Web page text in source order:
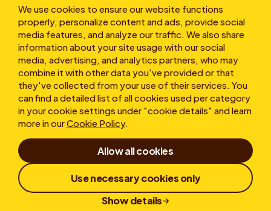
We use cookies to ensure our website functions
properly, personalize content and ads, provide social
media features, and analyze our traffic. We also share
information about your site usage with our social
media, advertising, and analytics partners, who may
combine it with other data you've provided or that
they've collected from your use of their services. You
can find a detailed list of all cookies used per category
in your cookie settings under "cookie details" and learn
more in ourCookie Policy.
Allow all cookies
Use necessary cookies only
Show details
Storie
Chi siamo
Condizioni d'uso
Dichiarazione sulla privacy
CookiesWhistleblowerResponsible Disclosure